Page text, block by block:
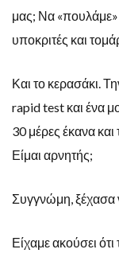
μας; Να «πουλάμε»
υποκριτές και
Και το κερασάκι.
rapid test και ένα
30 μέρες έκανα
Είμαι αρνητής;
Συγγνώμη, ξέχασα
Είχαμε ακούσει